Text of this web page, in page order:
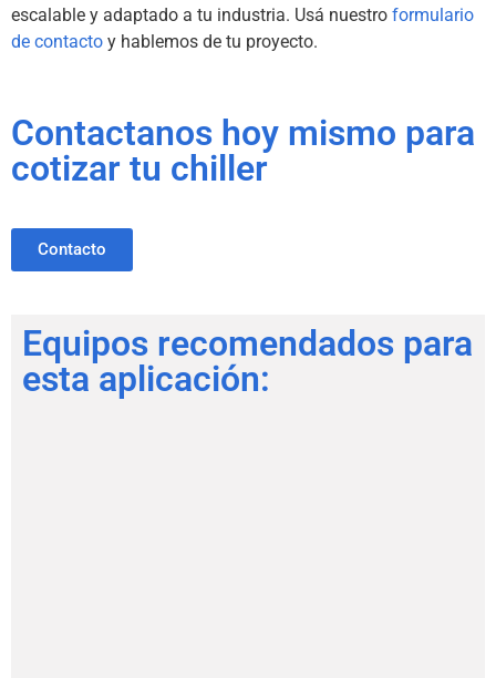
escalable y adaptado a tu industria. Usá nuestro formulario
de contacto y hablemos de tu proyecto.
Contactanos hoy mismo para
cotizar tu chiller
Contacto
Equipos recomendados para
esta aplicación: